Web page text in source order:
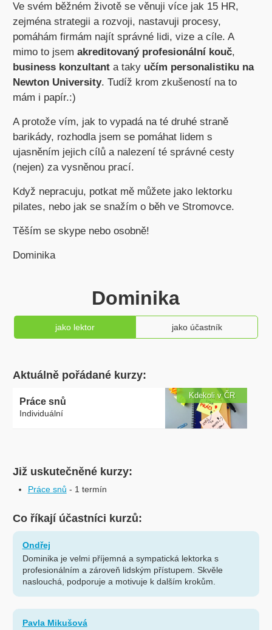
Ve svém běžném životě se věnuji více jak 15 HR,
zejména strategii a rozvoji, nastavuji procesy,
pomáhám firmám najít správné lidi, vize a cíle. A
mimo to jsem akreditovaný profesionální kouč,
business konzultanta takyučím personalistiku na
Newton University. Tudíž krom zkušeností na to
mám i papír.:)
A protože vím, jak to vypadá na té druhé straně
barikády, rozhodla jsem se pomáhat lidem s
ujasněním jejich cílů a nalezení té správné cesty
(nejen) za vysněnou prací.
Když nepracuju, potkat mě můžete jako lektorku
pilates, nebo jak se snažím o běh ve Stromovce.
Těším se skype nebo osobně!
Dominika
Dominika
jako lektor jako účastník
Aktuálně pořádané kurzy:
Práce snů
Individuální
Kdekoli v ČR
Již uskutečněné kurzy:
Práce snů - 1 termín
Co říkají účastníci kurzů:
Ondřej
Dominika je velmi příjemná a sympatická lektorka s
profesionálním a zároveň lidským přístupem. Skvěle
naslouchá, podporuje a motivuje k dalším krokům.
Pavla Mikušová